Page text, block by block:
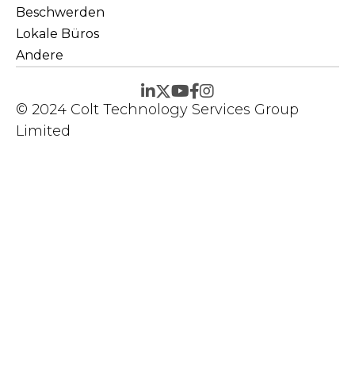
Beschwerden
Lokale Büros
Andere
© 2024 Colt Technology Services Group
Limited